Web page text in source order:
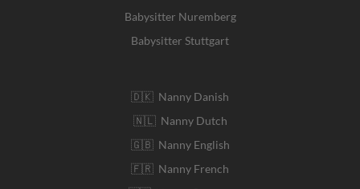
Babysitter Nuremberg
Babysitter Stuttgart
🇩🇰 Nanny Danish
🇳🇱 Nanny Dutch
🇬🇧 Nanny English
🇫🇷 Nanny French